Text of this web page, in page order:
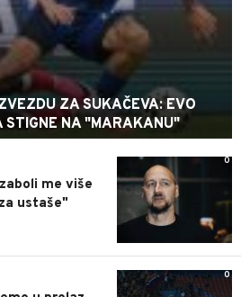
ZA SUKAČEVA: EVO
STIGNE NA "MARAKANU"
0
me više
ustaše"
0